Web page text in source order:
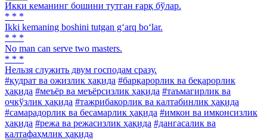
Икки кеманинг бошини тутган ғарқ бўлар.
* * *
Ikki kemaning boshini tutgan g‘arq bo‘lar.
* * *
No man can serve two masters.
* * *
Нельзя служить двум господам сразу.
#қудрат ва ожизлик ҳақида #барқарорлик ва беқарорлик
ҳақида #меъёр ва меъёрсизлик ҳақида #таъмагирлик ва
очкўзлик ҳақида #тажрибакорлик ва калтабинлик ҳақида
#самарадорлик ва бесамарлик ҳақида #имкон ва имконсизлик
ҳақида #режа ва режасизлик ҳақида #дангасалик ва
калтафаҳмлик ҳақида